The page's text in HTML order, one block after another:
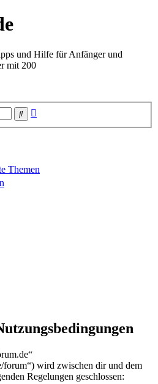
und Hilfe für Anfänger und
mit 200
Suche
Themen
wird zwischen dir und dem
Regelungen geschlossen: